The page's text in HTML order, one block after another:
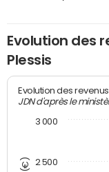
Evolution des
Plessis
Evolution des
JDN d'après le
2 500
3 000